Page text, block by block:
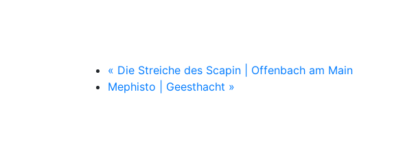
« Die Streiche des Scapin | Offenbach am Main
Mephisto | Geesthacht »